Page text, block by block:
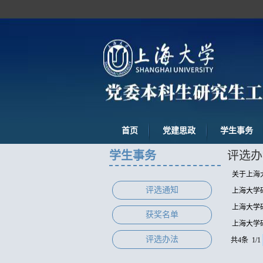
首页 党建思政 学生事务
学生事务
评选通知
获奖名单
评选办法
评选
关于上海
上海大学
上海大学
上海大学
共4条 1/1